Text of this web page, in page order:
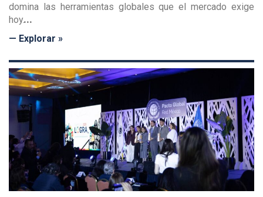
domina las herramientas globales que el mercado exige
hoy.
— Explorar »